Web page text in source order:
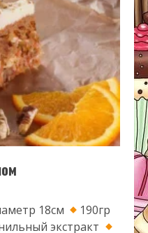
18см
190гр
экстракт